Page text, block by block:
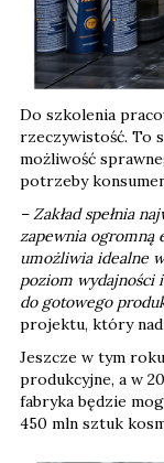
Do szkolenia
rzeczywistość. To
możliwość
potrzeby
– Zakład spełnia
zapewnia ogromną
umożliwia idealne
poziom wydajności
do gotowego
projektu, który
Jeszcze w tym
produkcyjne, a w
fabryka będzie
450 mln sztuk